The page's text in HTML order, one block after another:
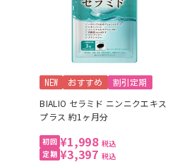
NEW おすすめ 割引定期
BIALIO セラミド ニンニクエキス
プラス 約1ヶ月分
¥1,998 税込
¥3,397 税込